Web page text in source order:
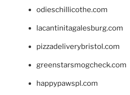
odieschillicothe.com
lacantinitagalesburg.com
pizzadeliverybristol.com
greenstarsmogcheck.com
happypawspl.com